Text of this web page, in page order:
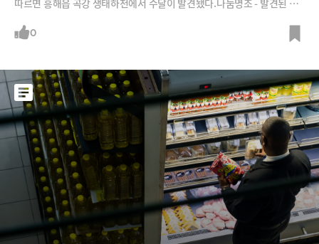
텍스트 크기Small - 포항시 북구 한 하천에 천연기념물(330호)로 지정된
은 성체로 곡강천 인근에 1~2마리가 서식하고 있을 것으로 추정됐다.Larg
e - 발견된 수달은 성체로 곡강천 인근에 1~2마리가 서식하고 있을 것으로
추정됐다.3. Bold포항시 북구 한 하천에 천연기념물(330호)로 지정된 수
달이 서식하고 있는 것으로 파악됐다.4. Italic3일 뉴스1에 따르면 흥해읍
곡강 생태하천에서 수달이 발견됐다.5.
0